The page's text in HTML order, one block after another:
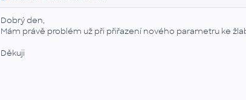
Dobrý den,
Mám právě problém už při přiřazení nového parametru ke
Děkuji